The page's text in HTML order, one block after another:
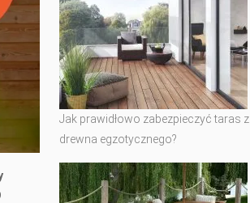
Jak prawidłowo zabezpieczyć taras z
drewna egzotycznego?